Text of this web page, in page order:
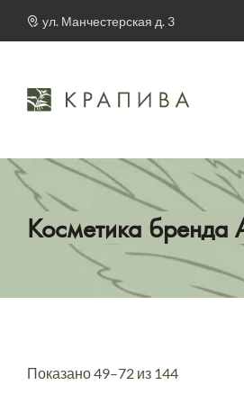
ул. Манчестерская д. 3
Косметика бренда
Показано 49–72 из 144